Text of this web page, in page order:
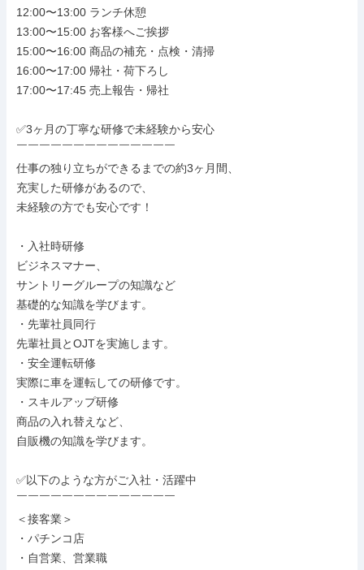
12:00〜13:00 ランチ休憩
13:00〜15:00 お客様へご挨拶
15:00〜16:00 商品の補充・点検・清掃
16:00〜17:00 帰社・荷下ろし
17:00〜17:45 売上報告・帰社
✅3ヶ月の丁寧な研修で未経験から安心
￣￣￣￣￣￣￣￣￣￣￣￣￣￣
仕事の独り立ちができるまでの約3ヶ月間、
充実した研修があるので、
未経験の方でも安心です！
・入社時研修
ビジネスマナー、
サントリーグループの知識など
基礎的な知識を学びます。
・先輩社員同行
先輩社員とOJTを実施します。
・安全運転研修
実際に車を運転しての研修です。
・スキルアップ研修
商品の入れ替えなど、
自販機の知識を学びます。
✅以下のような方がご入社・活躍中
￣￣￣￣￣￣￣￣￣￣￣￣￣￣
＜接客業＞
・パチンコ店
・自営業、営業職